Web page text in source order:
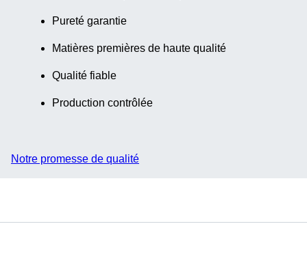
Pureté garantie
Matières premières de haute qualité
Qualité fiable
Production contrôlée
Notre promesse de qualité